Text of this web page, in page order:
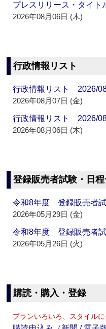
プレスリリース・タイ
2026年08月06日 (木)
行政情報リスト
行政情報リスト 2026/
2026年08月07日 (金)
行政情報リスト 2026/
2026年08月06日 (木)
登録販売者試験・日
令和8年度 登録販売者
2026年05月29日 (金)
令和8年度 登録販売者
2026年05月26日 (火)
購読・購入・登録
プランいろいろ、スタイル